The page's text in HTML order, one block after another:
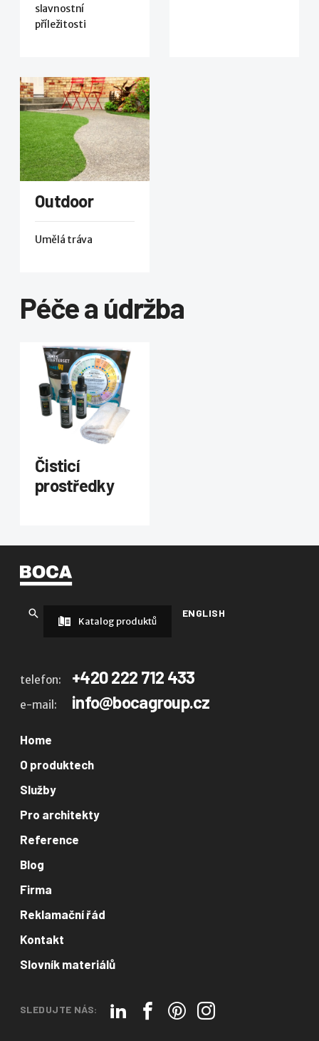
slavnostní
příležitosti
Outdoor
Umělá tráva
Péče a údržba
Čisticí
prostředky
ENGLISH
Katalog produktů
telefon: +420 222 712 433
e-mail: info@bocagroup.cz
Home
O produktech
Služby
Pro architekty
Reference
Blog
Firma
Reklamační řád
Kontakt
Slovník materiálů
SLEDUJTE NÁS: